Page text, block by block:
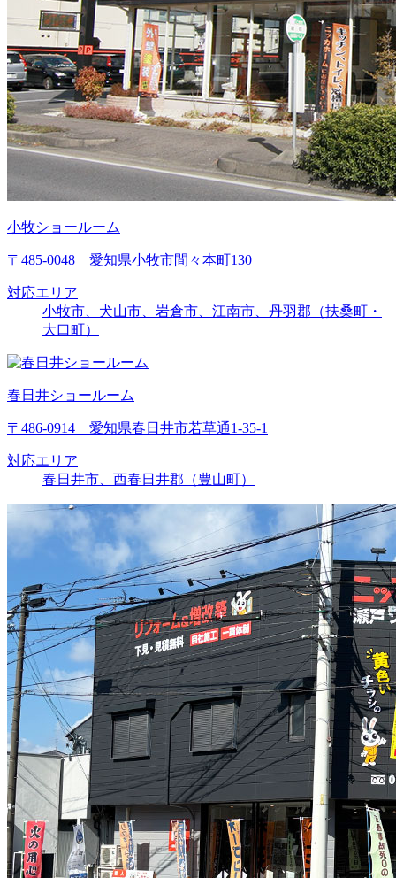
小牧ショールーム
〒485-0048 愛知県小牧市間々本町130
対応エリア
小牧市、犬山市、岩倉市、江南市、丹羽郡（扶桑町・
大口町）
春日井ショールーム
〒486-0914 愛知県春日井市若草通1-35-1
対応エリア
春日井市、西春日井郡（豊山町）